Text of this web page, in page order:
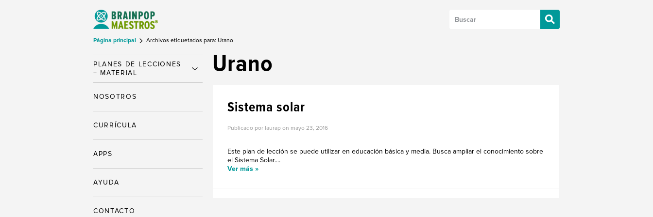
Página principal Archivos etiquetados para: Urano
Urano
Sistema solar
Publicado por laurap on mayo 23, 2016
Este plan de lección se puede utilizar en educación básica y media. Busca ampliar el conocimiento sobre
el Sistema Solar....
Ver más »
PLANES DE LECCIONES
+ MATERIAL
NOSOTROS
CURRÍCULA
APPS
AYUDA
CONTACTO